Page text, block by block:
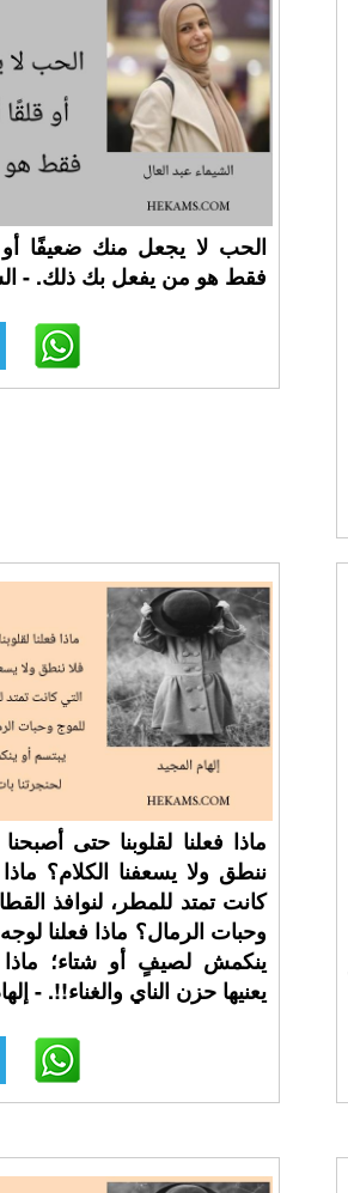
الحب لا يجعل منك ضعيفًا أو
فقط هو من يفعل بك ذلك. -
ماذا فعلنا لقلوبنا حتى
ننطق ولا يسعفنا الكلام؟
كانت تمتد للمطر، لنوافذ
وحبات الرمال؟ ماذا فعلنا
ينكمش لصيفٍ أو شتاء؛ ماذا
يعنيها حزن الناي والغناء!!. -